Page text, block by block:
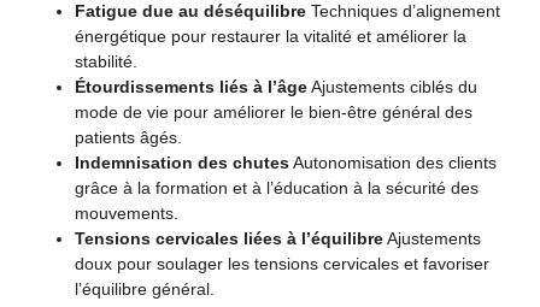
Fatigue due au déséquilibre Techniques d’alignement
énergétique pour restaurer la vitalité et améliorer la
stabilité.
Étourdissements liés à l’âgeAjustements ciblés du
mode de vie pour améliorer le bien-être général des
patients âgés.
Indemnisation des chutesAutonomisation des clients
grâce à la formation et à l’éducation à la sécurité des
mouvements.
Tensions cervicales liées à l’équilibreAjustements
doux pour soulager les tensions cervicales et favoriser
l’équilibre général.